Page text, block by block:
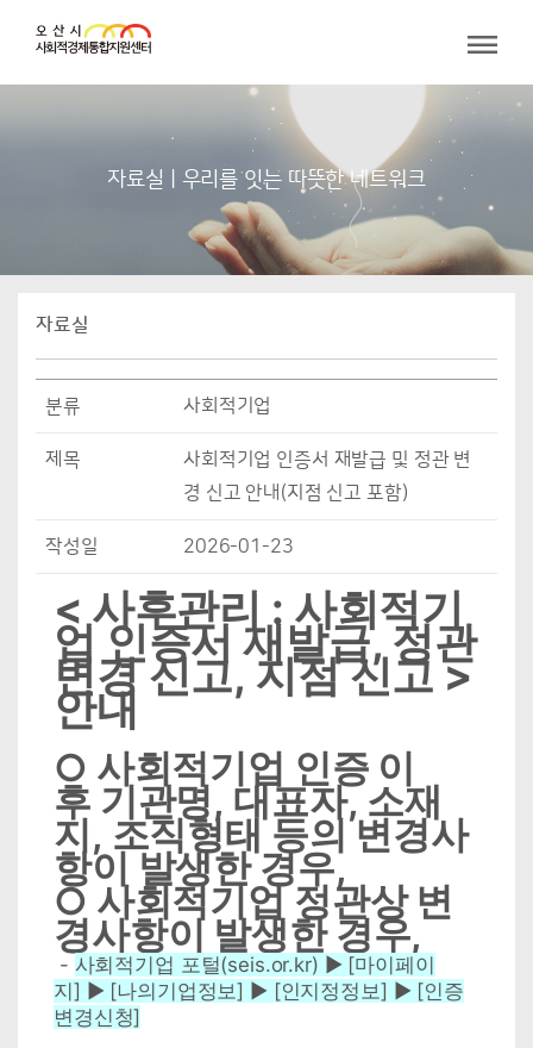
자료실 | 우리를 잇는 따뜻한 네트워크
자료실
분류 사회적기업
제목
사회적기업 인증서 재발급 및 정관 변
경 신고 안내(지점 신고 포함)
작성일 2026-01-23
< 사후관리 : 사회적기
업 인증서 재발급, 정관
변경 신고, 지점 신고 >
안내
○ 사회적기업 인증 이
후 기관명, 대표자, 소재
지, 조직형태 등의 변경사
항이 발생한 경우,
○ 사회적기업 정관상 변
경사항이 발생한 경우,
- 사회적기업 포털(seis.or.kr) ▶ [마이페이
지] ▶ [나의기업정보] ▶ [인지정정보] ▶ [인증
변경신청]